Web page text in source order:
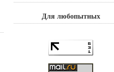
Для любопытных